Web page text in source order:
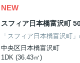
NEW
スフィア日本橋富沢町
中央区日本橋富沢町
1DK (36.43㎡)